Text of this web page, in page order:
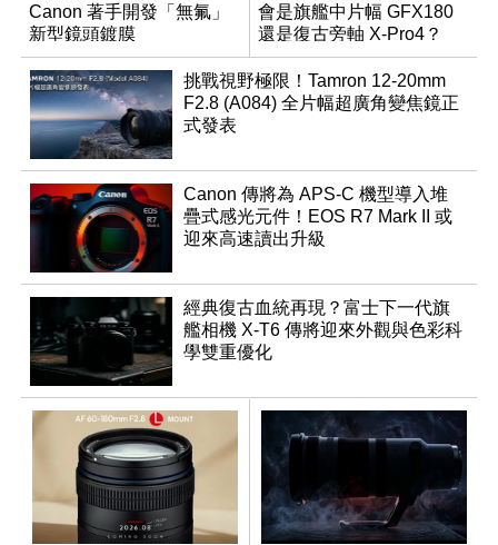
Canon 著手開發「無氟」
新型鏡頭鍍膜
會是旗艦中片幅 GFX180
還是復古旁軸 X-Pro4？
挑戰視野極限！Tamron 12-20mm
F2.8 (A084) 全片幅超廣角變焦鏡正
式發表
Canon 傳將為 APS-C 機型導入堆
疊式感光元件！EOS R7 Mark II 或
迎來高速讀出升級
經典復古血統再現？富士下一代旗
艦相機 X-T6 傳將迎來外觀與色彩科
學雙重優化